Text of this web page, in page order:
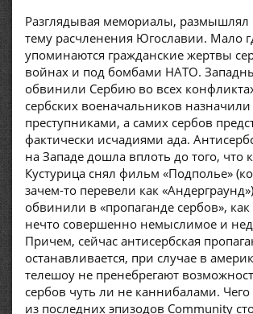
Разглядывая мемориалы, размышлял
тему расчленения Югославии. Мало
упоминаются гражданские жертвы
войнах и под бомбами НАТО.
обвинили Сербию во всех
сербских военачальников
преступниками, а самих сербов
фактически исчадиями ада.
на Западе дошла вплоть до того, что
Кустурица снял фильм «Подполье»
зачем-то перевели как
обвинили в «пропаганде сербов», как
нечто совершенно немыслимое и
Причем, сейчас антисербская
останавливается, при случае в
телешоу не пренебрегают
сербов чуть ли не каннибалами.
из последних эпизодов Community